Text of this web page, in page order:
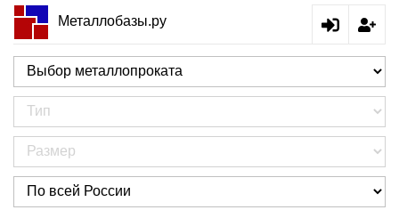
Металлобазы.ру